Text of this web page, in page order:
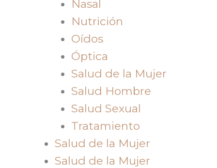
Nasal
Nutrición
Oídos
Óptica
Salud de la Mujer
Salud Hombre
Salud Sexual
Tratamiento
Salud de la Mujer
Salud de la Mujer